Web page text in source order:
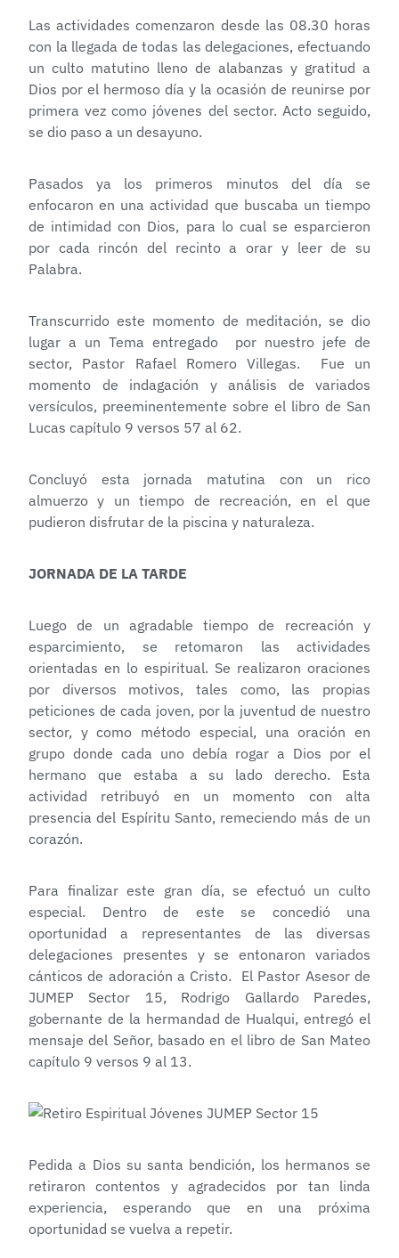
Las actividades comenzaron desde las 08.30 horas
con la llegada de todas las delegaciones, efectuando
un culto matutino lleno de alabanzas y gratitud a
Dios por el hermoso día y la ocasión de reunirse por
primera vez como jóvenes del sector. Acto seguido,
se dio paso a un desayuno.
Pasados ya los primeros minutos del día se
enfocaron en una actividad que buscaba un tiempo
de intimidad con Dios, para lo cual se esparcieron
por cada rincón del recinto a orar y leer de su
Palabra.
Transcurrido este momento de meditación, se dio
lugar a un Tema entregado por nuestro jefe de
sector, Pastor Rafael Romero Villegas. Fue un
momento de indagación y análisis de variados
versículos, preeminentemente sobre el libro de San
Lucas capítulo 9 versos 57 al 62.
Concluyó esta jornada matutina con un rico
almuerzo y un tiempo de recreación, en el que
pudieron disfrutar de la piscina y naturaleza.
JORNADA DE LA TARDE
Luego de un agradable tiempo de recreación y
esparcimiento, se retomaron las actividades
orientadas en lo espiritual. Se realizaron oraciones
por diversos motivos, tales como, las propias
peticiones de cada joven, por la juventud de nuestro
sector, y como método especial, una oración en
grupo donde cada uno debía rogar a Dios por el
hermano que estaba a su lado derecho. Esta
actividad retribuyó en un momento con alta
presencia del Espíritu Santo, remeciendo más de un
corazón.
Para finalizar este gran día, se efectuó un culto
especial. Dentro de este se concedió una
oportunidad a representantes de las diversas
delegaciones presentes y se entonaron variados
cánticos de adoración a Cristo. El Pastor Asesor de
JUMEP Sector 15, Rodrigo Gallardo Paredes,
gobernante de la hermandad de Hualqui, entregó el
mensaje del Señor, basado en el libro de San Mateo
capítulo 9 versos 9 al 13.
Pedida a Dios su santa bendición, los hermanos se
retiraron contentos y agradecidos por tan linda
experiencia, esperando que en una próxima
oportunidad se vuelva a repetir.